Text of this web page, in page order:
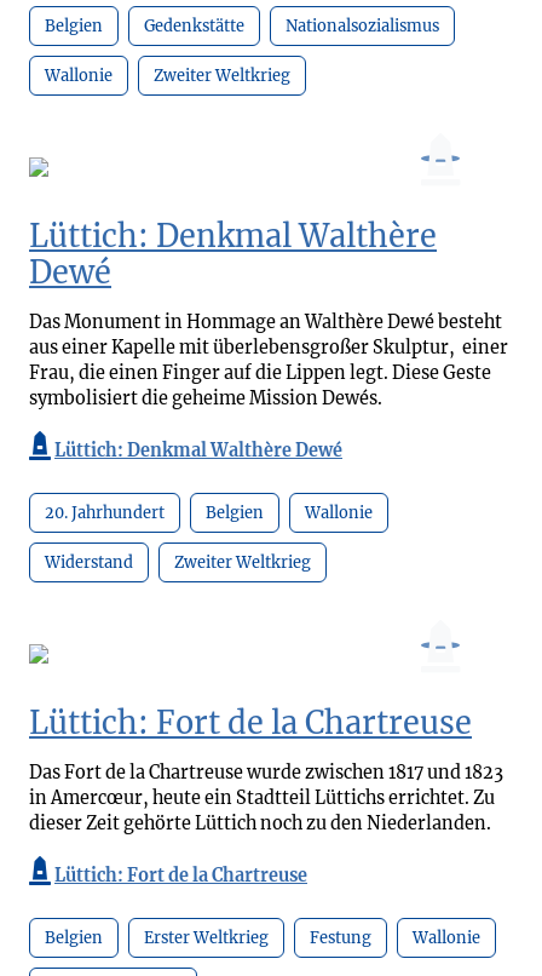
Belgien Gedenkstätte Nationalsozialismus
Wallonie Zweiter Weltkrieg
Lüttich: Denkmal Walthère
Dewé
Das Monument in Hommage an Walthère Dewé besteht
aus einer Kapelle mit überlebensgroßer Skulptur, einer
Frau, die einen Finger auf die Lippen legt. Diese Geste
symbolisiert die geheime Mission Dewés.
Lüttich: Denkmal Walthère Dewé
20. Jahrhundert Belgien Wallonie
Widerstand Zweiter Weltkrieg
Lüttich: Fort de la Chartreuse
Das Fort de la Chartreuse wurde zwischen 1817 und 1823
in Amercœur, heute ein Stadtteil Lüttichs errichtet. Zu
dieser Zeit gehörte Lüttich noch zu den Niederlanden.
Lüttich: Fort de la Chartreuse
Belgien Erster Weltkrieg Festung Wallonie